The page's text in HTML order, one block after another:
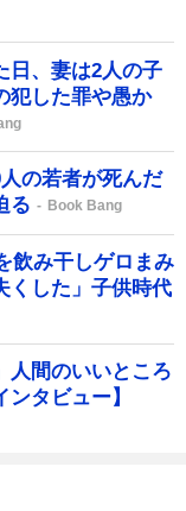
日、妻は2人の子
犯した罪や愚か
の若者が死んだ
る
Book Bang
飲み干しゲロまみ
くした」子供時代
人間のいいところ
タビュー】